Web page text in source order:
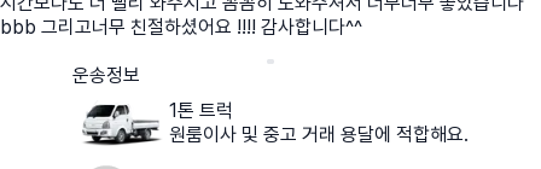
bbb 그리고너무 친절하셨어요 !!!! 감사합니다^^
운송정보
1톤 트럭
원룸이사 및 중고 거래 용달에 적합해요.